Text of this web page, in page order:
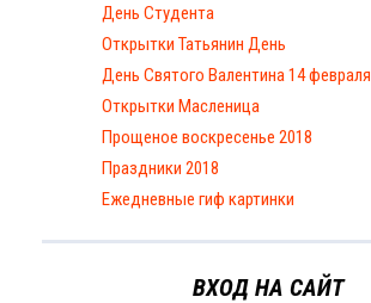
День Студента
Открытки Татьянин День
День Святого Валентина 14 февраля
Открытки Масленица
Прощеное воскресенье 2018
Праздники 2018
Ежедневные гиф картинки
ВХОД НА САЙТ